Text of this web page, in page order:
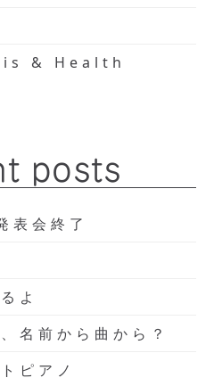
& Health
posts
表会終了
よ
名前から曲から？
ピアノ